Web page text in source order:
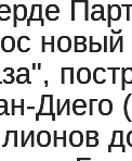
новый
Диего